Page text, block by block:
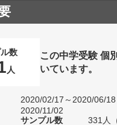
数
人
この中学受験 個
いています。
2020/02/17～2020/06/18
2020/11/02
サンプル数
331人